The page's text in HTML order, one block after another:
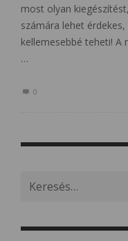
most olyan
számára lehet
kellemesebbé teheti! A
…
0